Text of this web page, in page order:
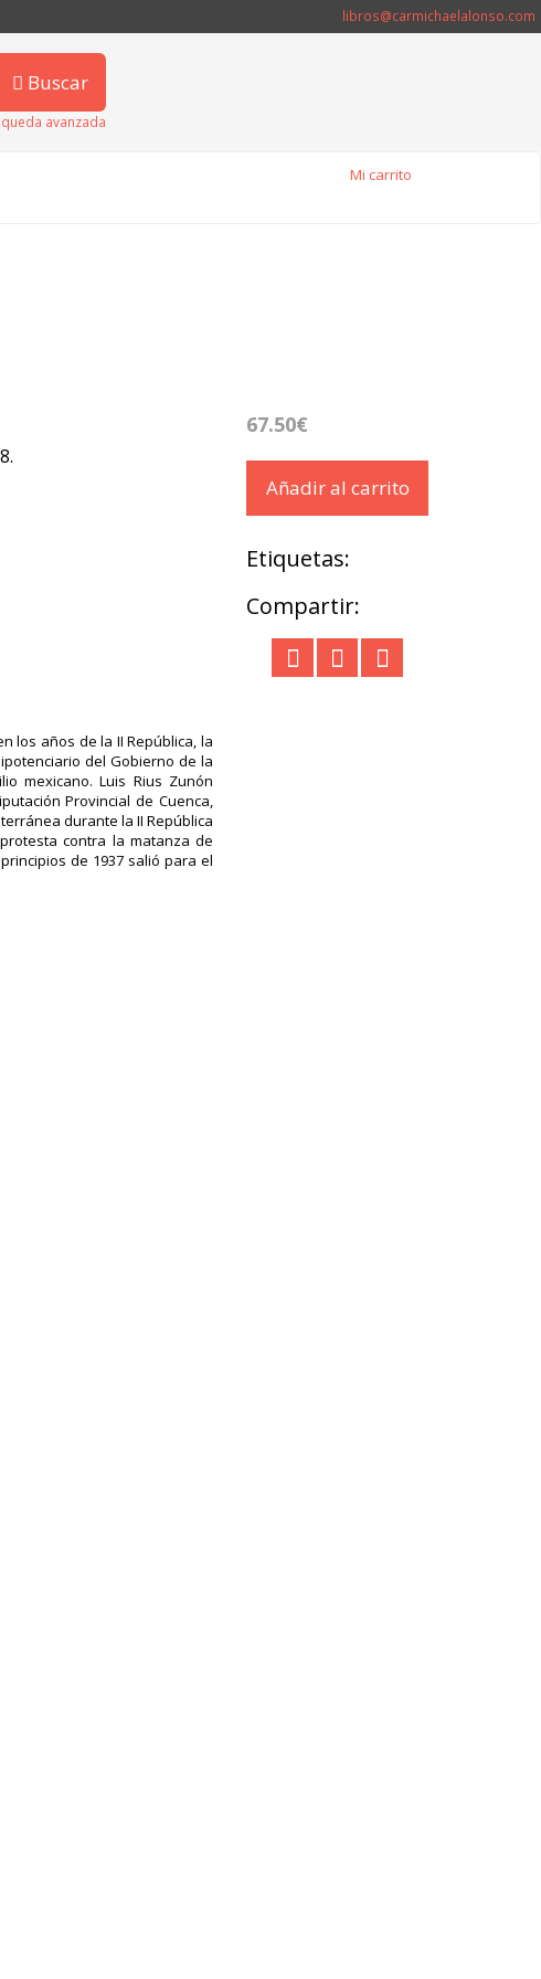
libros@carmichaelalonso.com
Buscar
avanzada
Mi carrito
los años de la II República, la
del Gobierno de la
mexicano. Luis Rius Zunón
Provincial de Cuenca,
durante la II República
contra la matanza de
de 1937 salió para el
67.50€
Añadir al carrito
Etiquetas:
Compartir: